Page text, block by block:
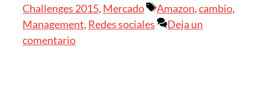
Challenges 2015, Mercado Etiquetas
Amazon,cambio,
Management, Redes sociales
Deja un
comentario